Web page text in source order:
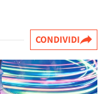
CONDIVIDI